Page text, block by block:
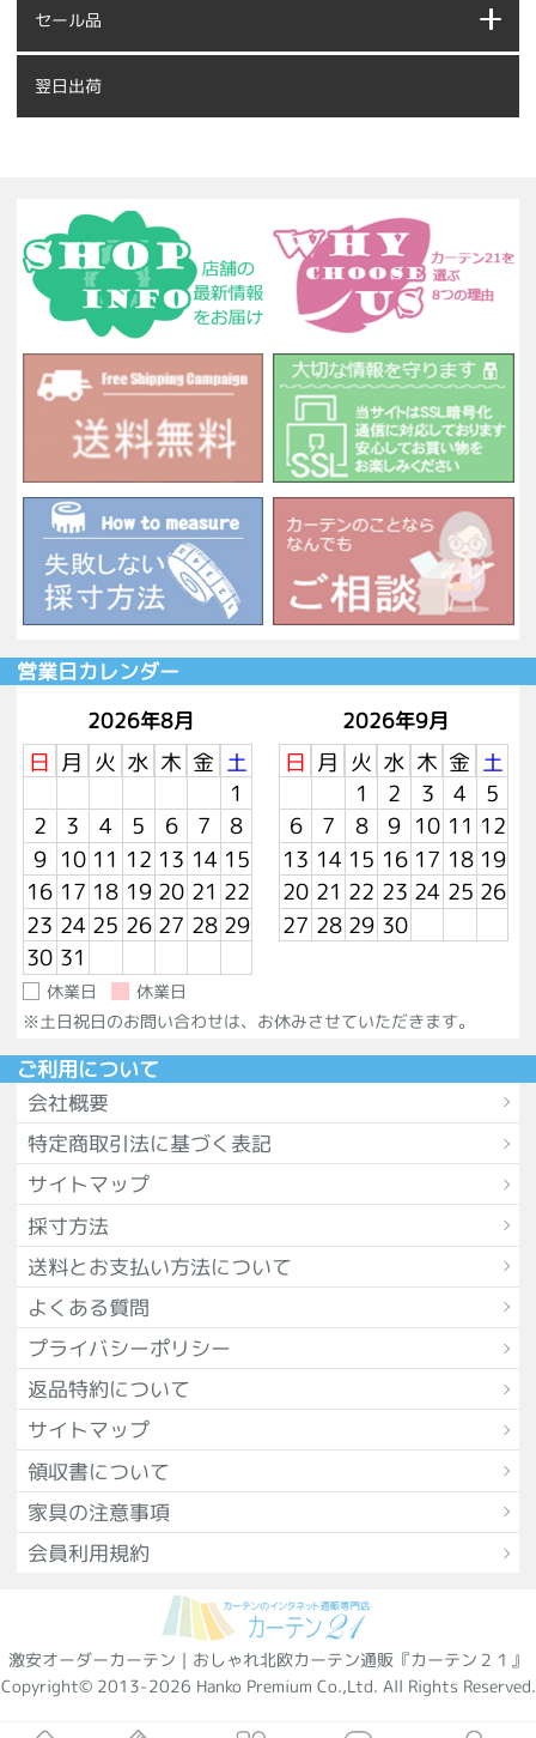
セール品
翌日出荷
営業日カレンダー
2026年8月
日 月 火 水 木 金 土
1
2
3 4 5 6 7
8
9 10 11 12 13 14 15
16 17 18 19 20 21 22
23 24 25 26 27 28 29
30 31
2026年9月
日 月 火 水 木 金 土
1
2 3 4
5
6
7 8 9 10 11 12
13 14 15 16 17 18 19
20 21 22 23 24 25 26
27 28 29 30
休業日
休業日
※土日祝日のお問い合わせは、お休みさせていただきます。
ご利用について
会社概要
特定商取引法に基づく表記
サイトマップ
採寸方法
送料とお支払い方法について
よくある質問
プライバシーポリシー
返品特約について
サイトマップ
領収書について
家具の注意事項
会員利用規約
激安オーダーカーテン｜おしゃれ北欧カーテン通販『カーテン２１』
Copyright© 2013-2026 Hanko Premium Co.,Ltd. All Rights Reserved.